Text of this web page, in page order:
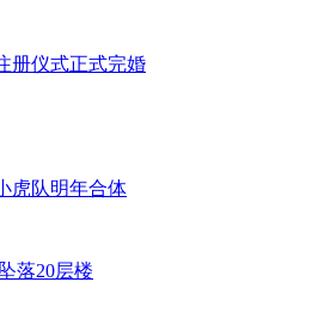
册仪式正式完婚
虎队明年合体
落20层楼